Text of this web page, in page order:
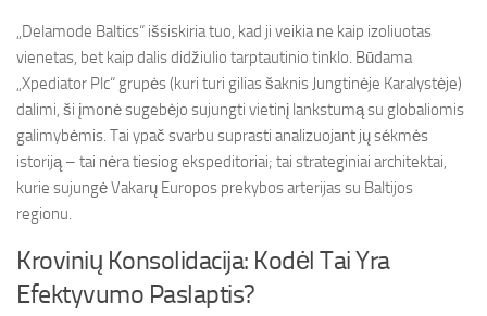
„Delamode Baltics“ išsiskiria tuo, kad ji veikia ne kaip izoliuotas
vienetas, bet kaip dalis didžiulio tarptautinio tinklo. Būdama
„Xpediator Plc“ grupės (kuri turi gilias šaknis Jungtinėje Karalystėje)
dalimi, ši įmonė sugebėjo sujungti vietinį lankstumą su globaliomis
galimybėmis. Tai ypač svarbu suprasti analizuojant jų sėkmės
istoriją – tai nėra tiesiog ekspeditoriai; tai strateginiai architektai,
kurie sujungė Vakarų Europos prekybos arterijas su Baltijos
regionu.
Krovinių Konsolidacija: Kodėl Tai Yra
Efektyvumo Paslaptis?